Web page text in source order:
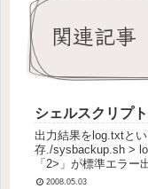
関連記事
シェルスクリプ
出力結果をlog.txtと
存./sysbackup.sh >
「2>」が標準エラ
> log.txt 2> err.t...
2008.05.03